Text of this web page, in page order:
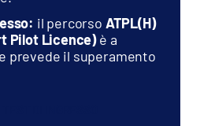
sul
date di inizio o i
esperti per una